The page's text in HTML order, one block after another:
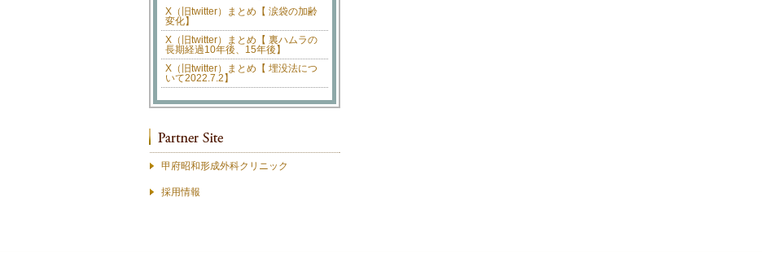
X（旧twitter）まとめ【 涙袋の加齢
変化】
X（旧twitter）まとめ【 裏ハムラの
長期経過10年後、15年後】
X（旧twitter）まとめ【 埋没法につ
いて2022.7.2】
甲府昭和形成外科クリニック
採用情報